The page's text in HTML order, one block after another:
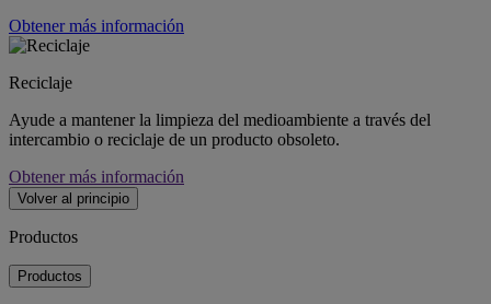
Obtener más información
Reciclaje
Ayude a mantener la limpieza del medioambiente a través del
intercambio o reciclaje de un producto obsoleto.
Obtener más información
Volver al principio
Productos
Productos